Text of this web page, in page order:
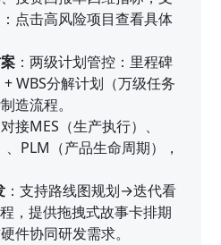
点击高风险项目查看具体
：两级计划管控：里程碑
WBS分解计划（万级任务
造流程。
接MES（生产执行）、
PLM（产品生命周期），
：支持路线图规划→迭代看
，提供拖拽式故事卡排期
件协同研发需求。